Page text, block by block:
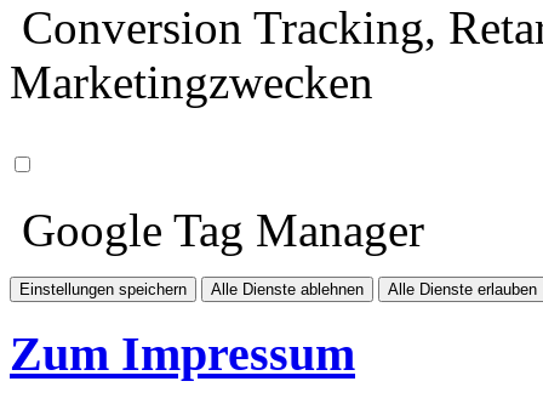
Conversion Tracking,
Marketingzwecken
Google Tag Manager
Einstellungen speichern Alle Dienste ablehnen Alle Dienste erlauben
Zum Impressum